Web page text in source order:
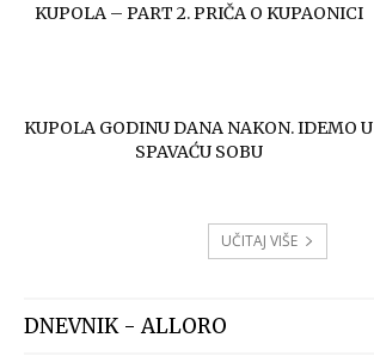
KUPOLA – PART 2. PRIČA O KUPAONICI
KUPOLA GODINU DANA NAKON. IDEMO U
SPAVAĆU SOBU
UČITAJ VIŠE
DNEVNIK - ALLORO